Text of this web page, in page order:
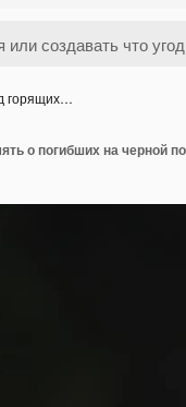
горящих…
о погибших на черной